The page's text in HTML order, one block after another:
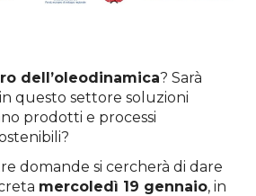
dell’oleodinamica? Sarà
questo settore soluzioni
prodotti e processi
domande si cercherà di dare
mercoledì 19 gennaio, in